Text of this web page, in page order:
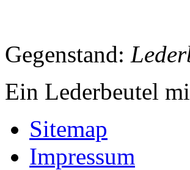
Gegenstand:
Ein Lederbeutel
Sitemap
Impressum